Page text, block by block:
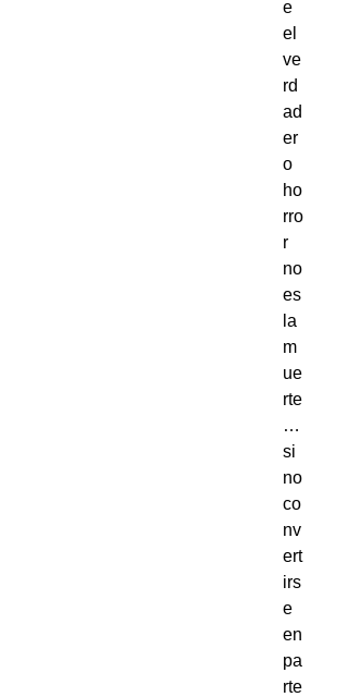
e
el
ve
rd
ad
er
o
ho
rro
r
no
es
la
m
ue
rte
…
si
no
co
nv
ert
irs
e
en
pa
rte